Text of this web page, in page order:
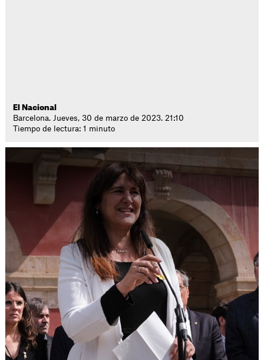
El Nacional
Barcelona. Jueves, 30 de marzo de 2023. 21:10
Tiempo de lectura: 1 minuto